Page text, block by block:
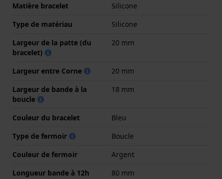
Matière bracelet
Silicone
Type de matériau
Silicone
Largeur de la patte (du
bracelet)
20 mm
Largeur entre Corne
20 mm
Largeur de bande à la
boucle
18 mm
Couleur du bracelet
Bleu
Type de fermoir
Boucle
Couleur de fermoir
Argent
Longueur bande à 12h
80 mm